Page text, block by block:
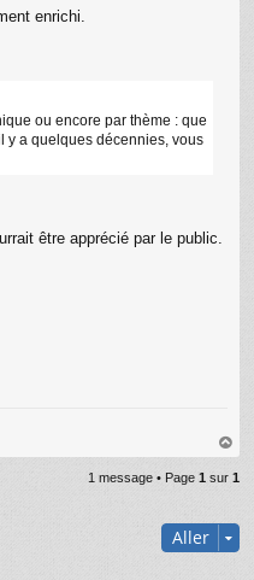
enrichi.
ou encore par thème : que
y a quelques décennies, vous
être apprécié par le public.
au
t
1 message • Page 1 sur 1
Aller